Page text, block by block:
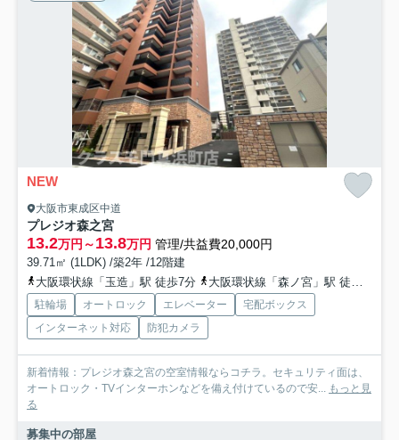
NEW
大阪市東成区中道
プレジオ森之宮
13.2万円～13.8万円 管理/共益費20,000円
39.71㎡ (1LDK) /築2年 /12階建
大阪環状線「玉造」駅 徒歩7分
大阪環状線「森ノ宮」駅 徒歩8分
駐輪場 オートロック エレベーター
宅配ボックス
インターネット対応
防犯カメラ
新着情報：プレジオ森之宮の空室情報ならコチラ。セキュリティ面は、
オートロック・TVインターホンなどを備え付けているので安... もっと見
る
募集中の部屋